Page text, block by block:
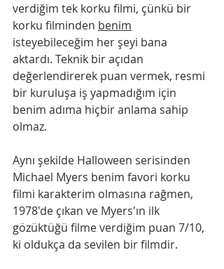
verdiğim tek korku filmi, çünkü bir
korku filminden benim
isteyebileceğim her şeyi bana
aktardı. Teknik bir açıdan
değerlendirerek puan vermek, resmi
bir kuruluşa iş yapmadığım için
benim adıma hiçbir anlama sahip
olmaz.
Aynı şekilde Halloween serisinden
Michael Myers benim favori korku
filmi karakterim olmasına rağmen,
1978'de çıkan ve Myers'ın ilk
gözüktüğü filme verdiğim puan 7/10,
ki oldukça da sevilen bir filmdir.